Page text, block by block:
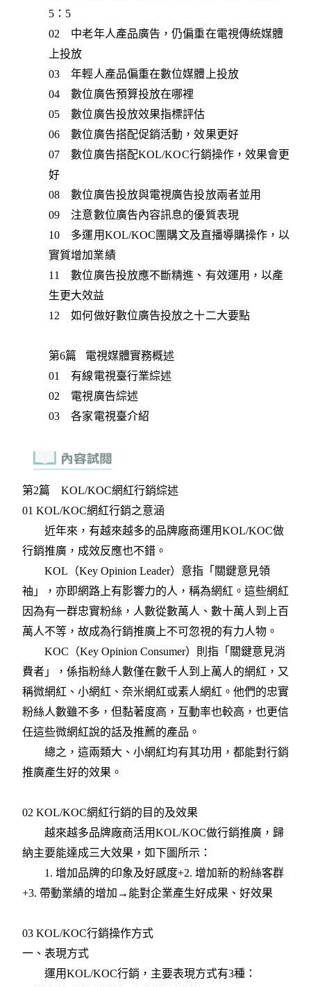
5：5
02 中老年人產品廣告，仍偏重在電視傳統媒體
上投放
03 年輕人產品偏重在數位媒體上投放
04 數位廣告預算投放在哪裡
05 數位廣告投放效果指標評估
06 數位廣告搭配促銷活動，效果更好
07 數位廣告搭配KOL/KOC行銷操作，效果會更
好
08 數位廣告投放與電視廣告投放兩者並用
09 注意數位廣告內容訊息的優質表現
10 多運用KOL/KOC團購文及直播導購操作，以
實質增加業績
11 數位廣告投放應不斷精進、有效運用，以產
生更大效益
12 如何做好數位廣告投放之十二大要點
第6篇 電視媒體實務概述
01 有線電視臺行業綜述
02 電視廣告綜述
03 各家電視臺介紹